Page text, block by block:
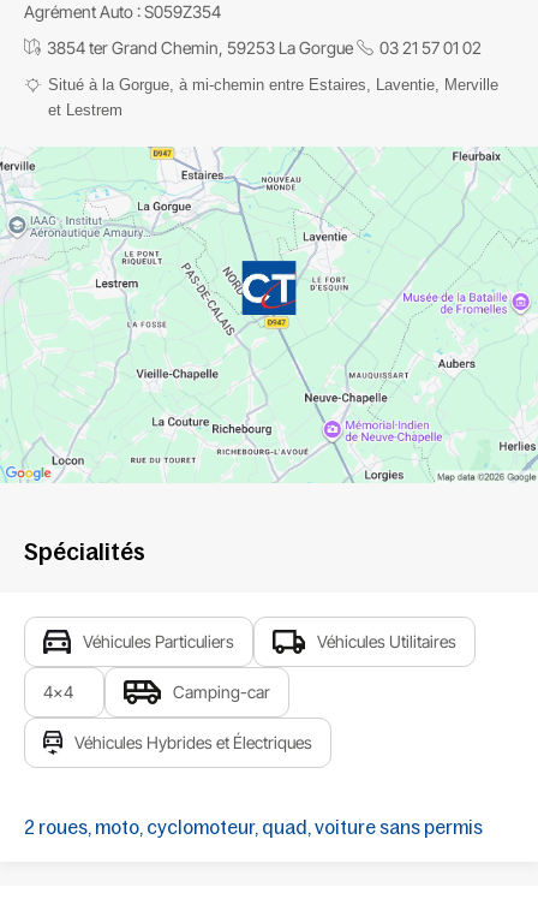
Agrément Auto : S059Z354
3854 ter Grand Chemin, 59253 La Gorgue
03 21 57 01 02
Situé à la Gorgue, à mi-chemin entre Estaires, Laventie, Merville
et Lestrem
Spécialités
Véhicules Particuliers Véhicules Utilitaires
4x4 Camping-car
Véhicules Hybrides et Électriques
2 roues, moto, cyclomoteur, quad, voiture sans permis